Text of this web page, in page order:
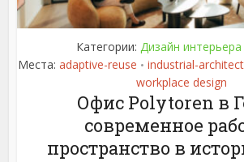
Категории: Дизайн
Места: adaptive-reuse • industrial-
workplace design
Офис Polytoren в
современное
пространство в